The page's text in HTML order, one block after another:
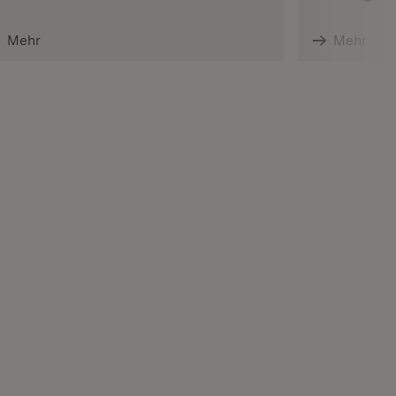
Mehr Mehr